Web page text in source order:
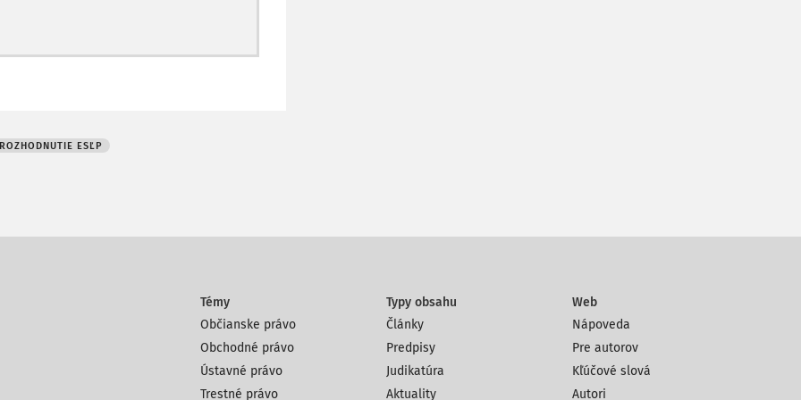
ROZHODNUTIE ESĽP
Témy
Občianske právo
Obchodné právo
Ústavné právo
Trestné právo
Typy obsahu
Články
Predpisy
Judikatúra
Aktuality
Web
Nápoveda
Pre autorov
Kľúčové slová
Autori